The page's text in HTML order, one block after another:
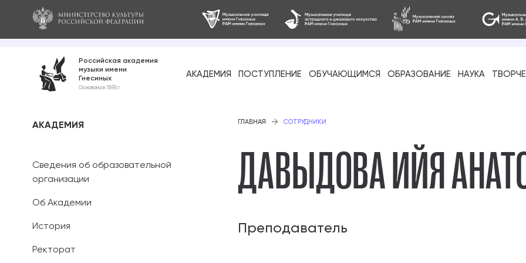
Российская академия
музыки имени
Гнесиных
Основана в 1895 г.
АКАДЕМИЯ ПОСТУПЛЕНИЕ ОБУЧАЮЩИМСЯ ОБРАЗОВАНИЕ НАУКА
Бакалавриат
Специалитет
Магистратура
Аспирантура
АКАДЕМИЯ
Сведения об образовательной
организации
Об Академии
История
Ректорат
ГЛАВНАЯ СОТРУДНИКИ
ДАВЫДОВА ИЙЯ
Преподаватель